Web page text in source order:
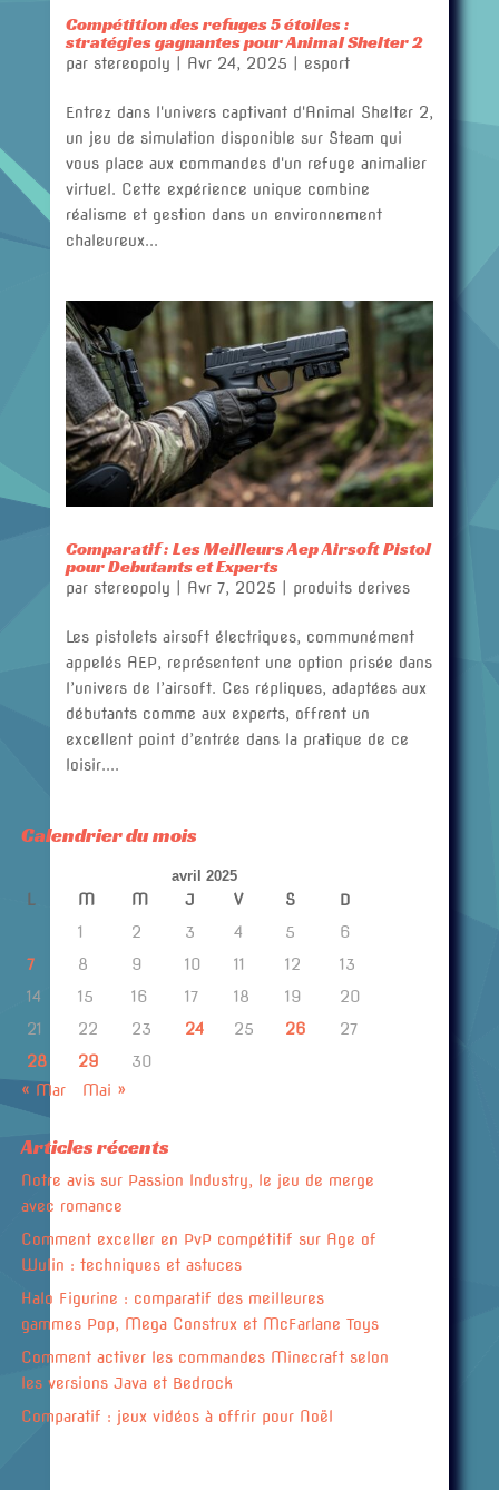
Compétition des refuges 5 étoiles :
stratégies gagnantes pour Animal Shelter 2
par stereopoly Avr 24, 2025 esport
Entrez dans l'univers captivant d'Animal Shelter 2,
un jeu de simulation disponible sur Steam qui
vous place aux commandes d'un refuge animalier
virtuel. Cette expérience unique combine
réalisme et gestion dans un environnement
chaleureux...
Comparatif : Les Meilleurs Aep Airsoft Pistol
pour Debutants et Experts
par stereopoly Avr 7, 2025 produits derives
Les pistolets airsoft électriques, communément
appelés AEP, représentent une option prisée dans
l’univers de l’airsoft. Ces répliques, adaptées aux
débutants comme aux experts, offrent un
excellent point d’entrée dans la pratique de ce
loisir....
Calendrier du mois
avril 2025
L M M J V S
D
1
2 3 4 5
6
7
8 9 10 11 12
13
14
15 16 17 18 19
20
21
22 23 24 25 26
27
28
29
30
« Mar
Mai »
Articles récents
Notre avis sur Passion Industry, le jeu de merge
avec romance
Comment exceller en PvP compétitif sur Age of
Wulin : techniques et astuces
Halo Figurine : comparatif des meilleures
gammes Pop, Mega Construx et McFarlane Toys
Comment activer les commandes Minecraft selon
les versions Java et Bedrock
Comparatif : jeux vidéos à offrir pour Noël